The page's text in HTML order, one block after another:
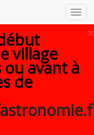
×
village
ou avant à
de